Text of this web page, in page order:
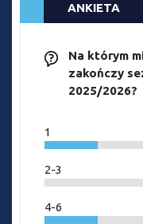
ANKIETA
Na którym
zakończy
2025/2026?
1
2-3
4-6